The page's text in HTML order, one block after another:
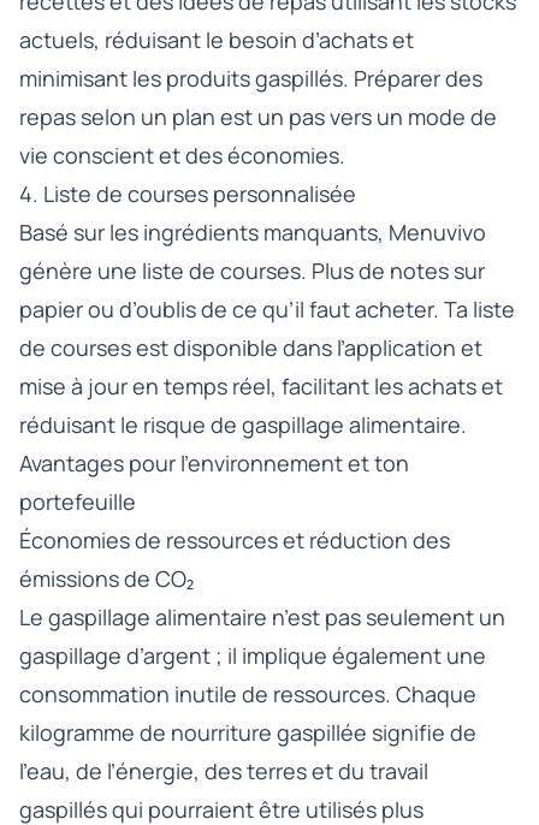
actuels, réduisant le besoin d’achats et
minimisant les produits gaspillés. Préparer des
repas selon un plan est un pas vers un mode de
vie conscient et des économies.
4. Liste de courses personnalisée
Basé sur les ingrédients manquants, Menuvivo
génère une liste de courses. Plus de notes sur
papier ou d’oublis de ce qu’il faut acheter. Ta liste
de courses est disponible dans l’application et
mise à jour en temps réel, facilitant les achats et
réduisant le risque de gaspillage alimentaire.
Avantages pour l’environnement et ton
portefeuille
Économies de ressources et réduction des
émissions de CO₂
Le gaspillage alimentaire n’est pas seulement un
gaspillage d’argent ; il implique également une
consommation inutile de ressources. Chaque
kilogramme de nourriture gaspillée signifie de
l’eau, de l’énergie, des terres et du travail
gaspillés qui pourraient être utilisés plus